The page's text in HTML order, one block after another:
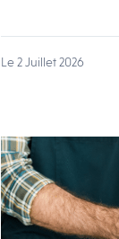
Le 2 Juillet 2026